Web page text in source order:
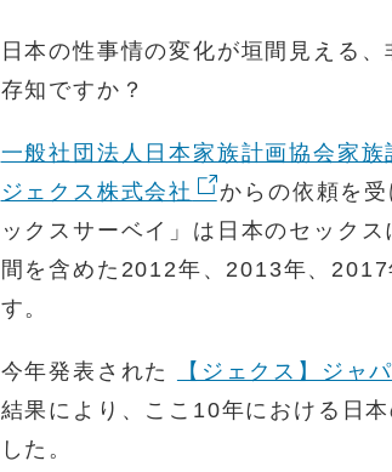
日本の性事情の変化が垣間見える
存知ですか？
一般社団法人日本家族計画協会家族
ジェクス株式会社
からの依頼を
ックスサーベイ」は日本のセック
間を含めた2012年、2013年、
す。
今年発表された 【ジェクス】ジャ
結果により、ここ10年における日
した。